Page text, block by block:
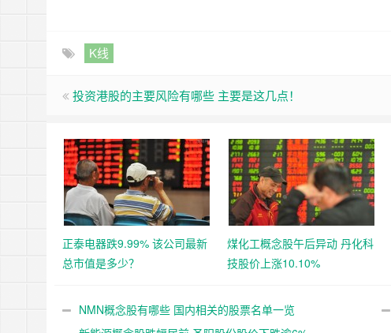
K线
投资港股的主要风险有哪些 主要是这几点！
正泰电器跌9.99% 该公司最新
总市值是多少？
煤化工概念股午后异动 丹化科
技股价上涨10.10%
NMN概念股有哪些 国内相关的股票名单一览